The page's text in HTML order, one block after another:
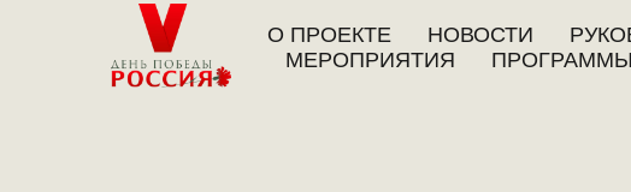
О ПРОЕКТЕ НОВОСТИ
МЕРОПРИЯТИЯ
ПРОГРАММЫ